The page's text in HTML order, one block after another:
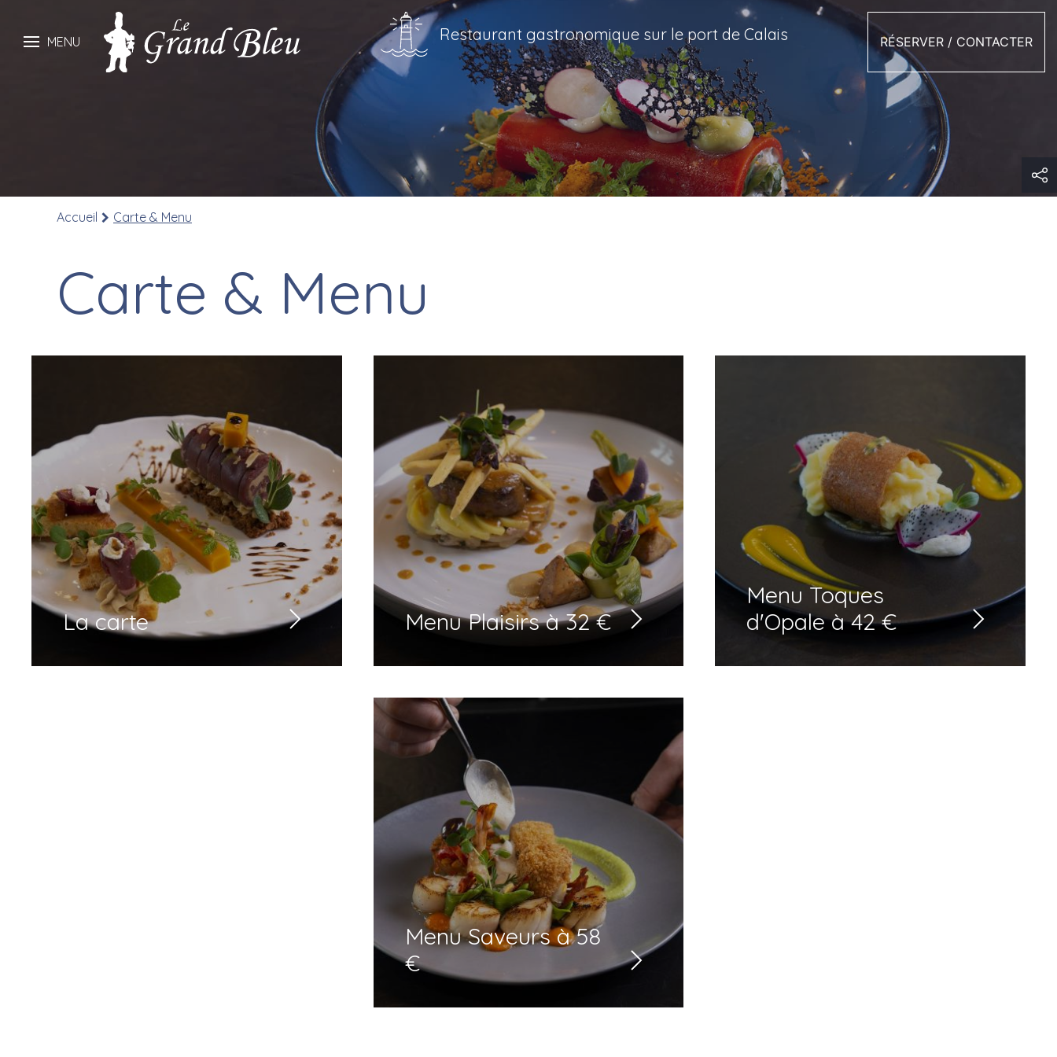
MENU Restaurant gastronomique sur le port de Calais RÉSERVER / CONTACTER
Accueil Carte & Menu
Carte & Menu
La carte Menu Plaisirs à 32 €
Menu Toques
d'Opale à 42 €
Menu Saveurs à 58
€